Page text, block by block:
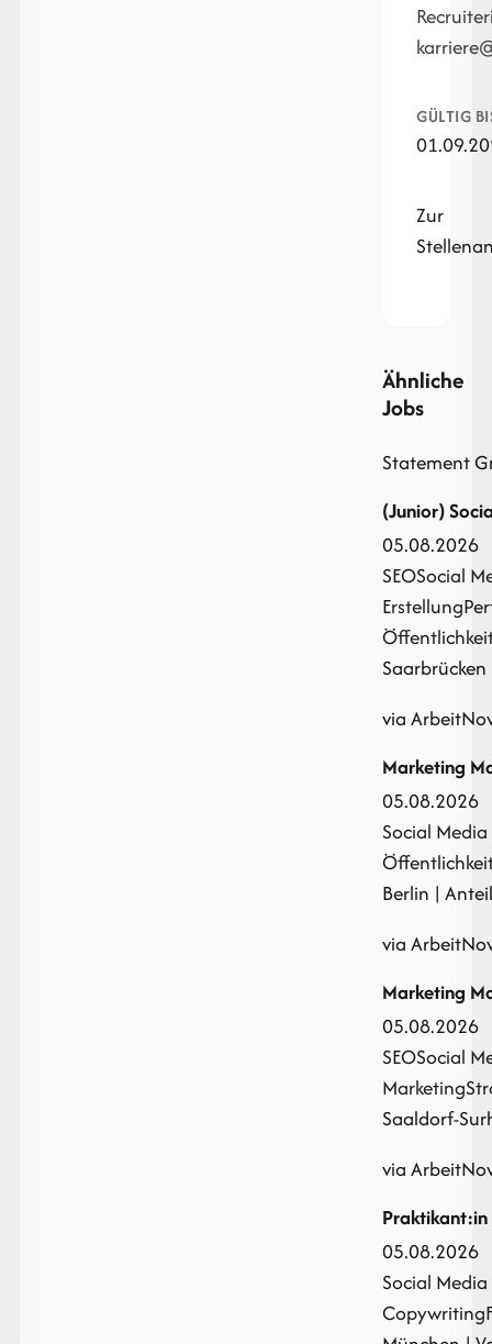
GÜLTIG
Zur
Ähnliche
Jobs
Statement
(Junior)
05.08.2026
SEOSocial
Erstellung
via
Marketing
05.08.2026
Social
Berlin |
via
Marketing
05.08.2026
SEOSocial
Marketing
Saaldorf-
via
05.08.2026
Social
Copywriting